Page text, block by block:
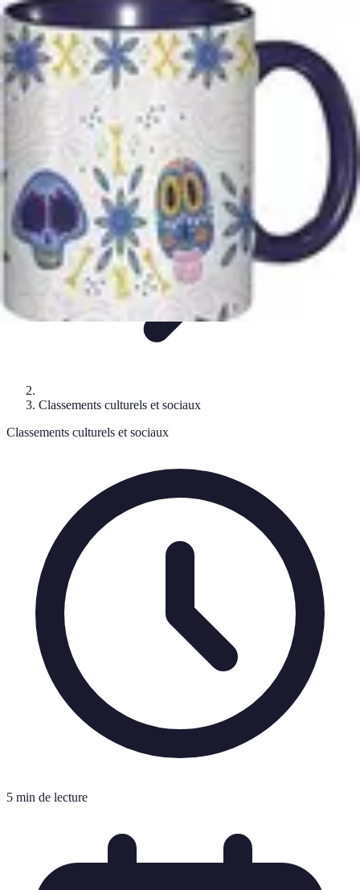
Classement Culturel
CultureTendancesSociétéConseilsTop
Classement Culturel
Classements culturels et sociaux
Classements culturels et sociaux
5 min de lecture